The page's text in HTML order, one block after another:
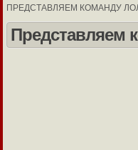
ПРЕДСТАВЛЯЕМ КОМАНДУ
Представляем